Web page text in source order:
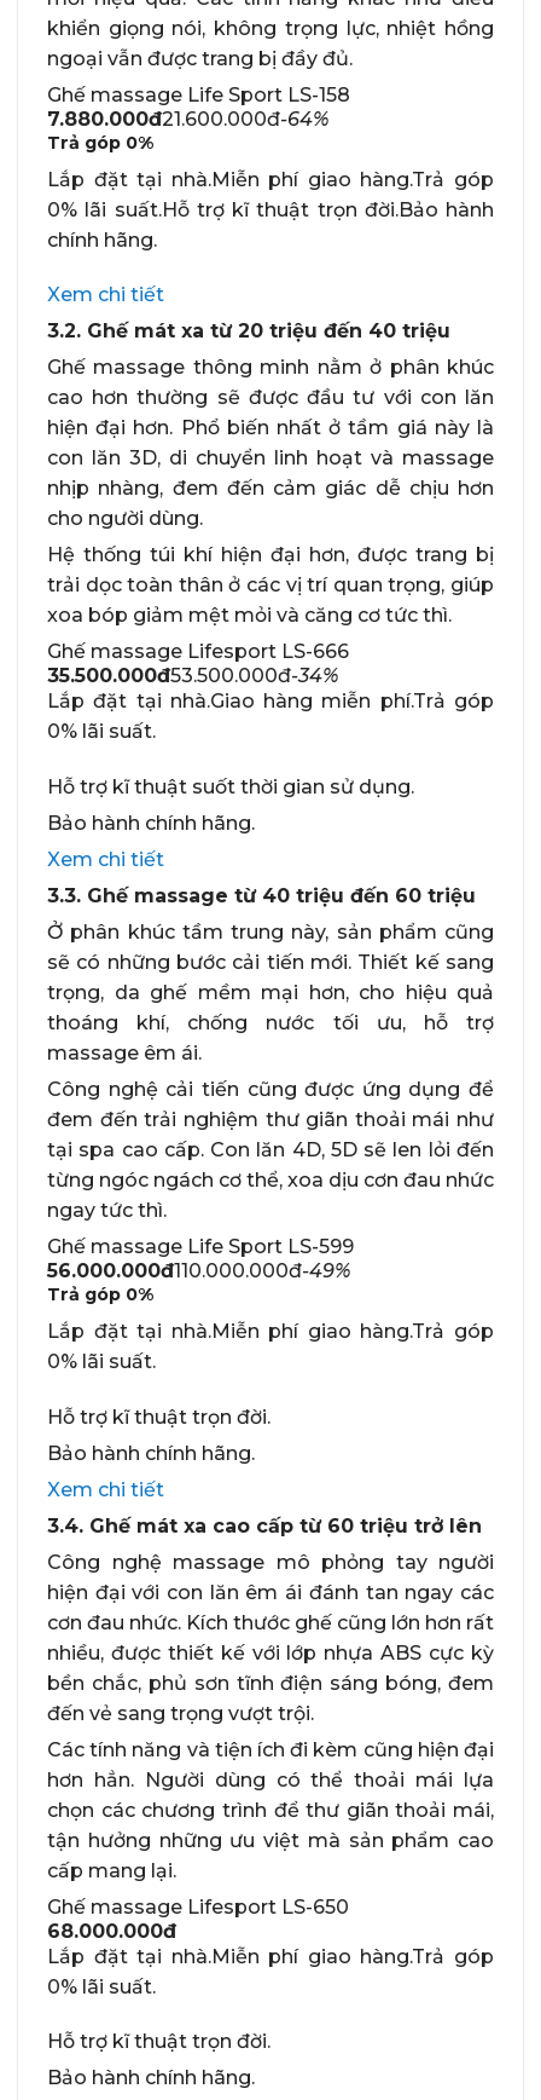
khiển giọng nói, không trọng lực, nhiệt hồng
ngoại vẫn được trang bị đầy đủ.
Ghế massage Life Sport LS-158
7.880.000đ21.600.000đ-64%
Trả góp 0%
Lắp đặt tại nhà.Miễn phí giao hàng.Trả góp
0% lãi suất.Hỗ trợ kĩ thuật trọn đời.Bảo hành
chính hãng.
Xem chi tiết
3.2. Ghế mát xa từ 20 triệu đến 40 triệu
Ghế massage thông minh nằm ở phân khúc
cao hơn thường sẽ được đầu tư với con lăn
hiện đại hơn. Phổ biến nhất ở tầm giá này là
con lăn 3D, di chuyển linh hoạt và massage
nhịp nhàng, đem đến cảm giác dễ chịu hơn
cho người dùng.
Hệ thống túi khí hiện đại hơn, được trang bị
trải dọc toàn thân ở các vị trí quan trọng, giúp
xoa bóp giảm mệt mỏi và căng cơ tức thì.
Ghế massage Lifesport LS-666
35.500.000đ53.500.000đ-34%
Lắp đặt tại nhà.Giao hàng miễn phí.Trả góp
0% lãi suất.
Hỗ trợ kĩ thuật suốt thời gian sử dụng.
Bảo hành chính hãng.
Xem chi tiết
3.3. Ghế massage từ 40 triệu đến 60 triệu
Ở phân khúc tầm trung này, sản phẩm cũng
sẽ có những bước cải tiến mới. Thiết kế sang
trọng, da ghế mềm mại hơn, cho hiệu quả
thoáng khí, chống nước tối ưu, hỗ trợ
massage êm ái.
Công nghệ cải tiến cũng được ứng dụng để
đem đến trải nghiệm thư giãn thoải mái như
tại spa cao cấp. Con lăn 4D, 5D sẽ len lỏi đến
từng ngóc ngách cơ thể, xoa dịu cơn đau nhức
ngay tức thì.
Ghế massage Life Sport LS-599
56.000.000đ110.000.000đ-49%
Trả góp 0%
Lắp đặt tại nhà.Miễn phí giao hàng.Trả góp
0% lãi suất.
Hỗ trợ kĩ thuật trọn đời.
Bảo hành chính hãng.
Xem chi tiết
3.4. Ghế mát xa cao cấp từ 60 triệu trở lên
Công nghệ massage mô phỏng tay người
hiện đại với con lăn êm ái đánh tan ngay các
cơn đau nhức. Kích thước ghế cũng lớn hơn rất
nhiều, được thiết kế với lớp nhựa ABS cực kỳ
bền chắc, phủ sơn tĩnh điện sáng bóng, đem
đến vẻ sang trọng vượt trội.
Các tính năng và tiện ích đi kèm cũng hiện đại
hơn hẳn. Người dùng có thể thoải mái lựa
chọn các chương trình để thư giãn thoải mái,
tận hưởng những ưu việt mà sản phẩm cao
cấp mang lại.
Ghế massage Lifesport LS-650
68.000.000đ
Lắp đặt tại nhà.Miễn phí giao hàng.Trả góp
0% lãi suất.
Hỗ trợ kĩ thuật trọn đời.
Bảo hành chính hãng.